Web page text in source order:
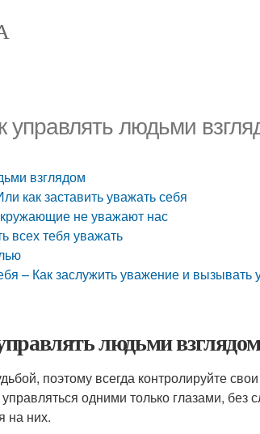
управлять людьми
взглядом
как заставить уважать себя
не уважают нас
всех тебя уважать
– Как заслужить уважение и
людьми взглядом
поэтому всегда контролируйте
одними только глазами,
на них.